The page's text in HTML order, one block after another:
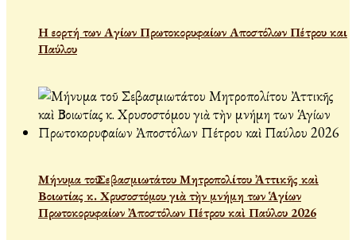
Η εορτή των Αγίων Πρωτοκορυφαίων Αποστόλων Πέτρου και
Παύλου
Μήνυμα τοῦ Σεβασμιωτάτου Μητροπολίτου Ἀττικῆς καὶ
Βοιωτίας κ. Χρυσοστόμου γιὰ τὴν μνήμη των Ἁγίων
Πρωτοκορυφαίων Ἀποστόλων Πέτρου καὶ Παύλου 2026